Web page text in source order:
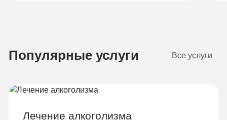
4-х местная комната
Групповая терапия
Популярные услуги Все услуги
Лечение алкоголизма